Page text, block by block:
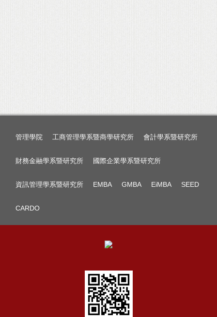
管理學院 工商管理學系暨商學研究所 會計學系暨研究所
財務金融學系暨研究所 國際企業學系暨研究所
資訊管理學系暨研究所 EMBA GMBA EiMBA SEED
CARDO